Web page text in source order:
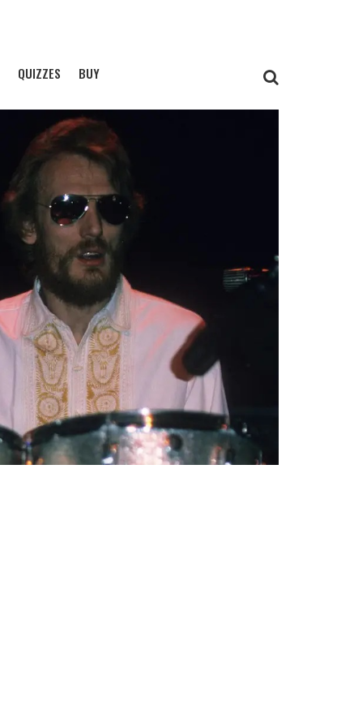
QUIZZES BUY